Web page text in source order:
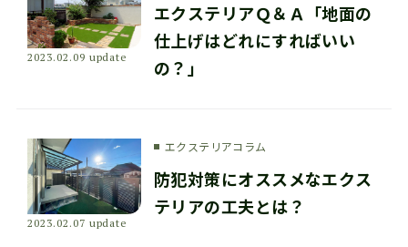
2023.02.09 update
エクステリアＱ＆Ａ「地面の
仕上げはどれにすればいい
の？」
2023.02.07 update
エクステリアコラム
防犯対策にオススメなエクス
テリアの工夫とは？